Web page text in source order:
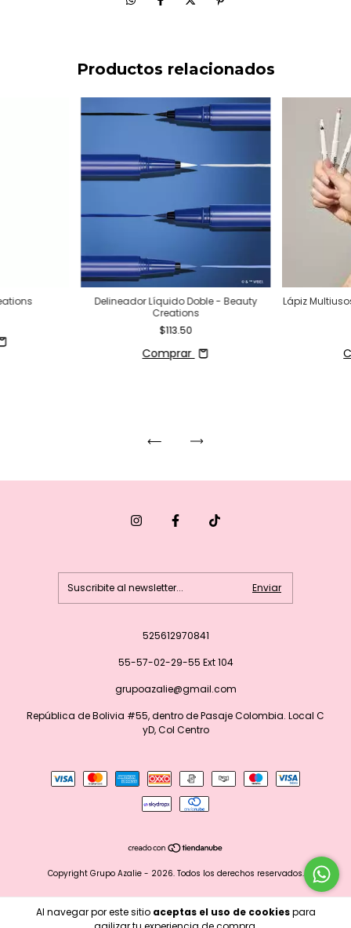
Al navegar por este sitio aceptas el uso de cookiespara
Productos relacionados
Delineador Líquido Doble - Beauty
Creations
$113.50
Comprar
Lápiz
525612970841
55-57-02-29-55 Ext 104
grupoazalie@gmail.com
República de Bolivia #55, dentro de Pasaje Colombia. Local C
yD, Col Centro
Copyright Grupo Azalie - 2026. Todos los derechos reservados.